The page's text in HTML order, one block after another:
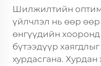
Шилжилтийн
үйлчлэл нь өөр өөр
өнгүүдийн
бүтээдүүр
хурдасгана.